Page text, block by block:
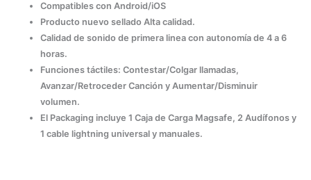
Compatibles con Android/iOS
Producto nuevo sellado Alta calidad.
Calidad de sonido de primera linea con autonomía de 4 a 6
horas.
Funciones táctiles: Contestar/Colgar llamadas,
Avanzar/Retroceder Canción y Aumentar/Disminuir
volumen.
El Packaging incluye 1 Caja de Carga Magsafe, 2 Audífonos y
1 cable lightning universal y manuales.